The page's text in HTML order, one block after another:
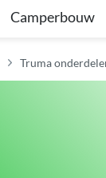
Camperbouw
Truma